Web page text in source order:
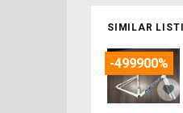
SIMILAR
-499900%